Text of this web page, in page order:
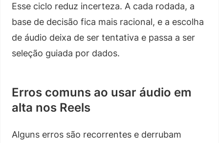
Esse ciclo reduz incerteza. A cada rodada, a
base de decisão fica mais racional, e a escolha
de áudio deixa de ser tentativa e passa a ser
seleção guiada por dados.
Erros comuns ao usar áudio em
alta nos Reels
Alguns erros são recorrentes e derrubam